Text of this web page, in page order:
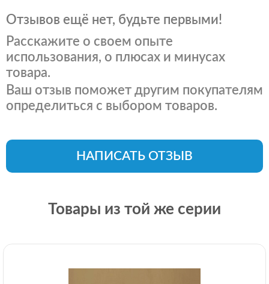
Отзывов ещё нет, будьте первыми!
Расскажите о своем опыте
использования, о плюсах и минусах
товара.
Ваш отзыв поможет другим покупателям
определиться с выбором товаров.
НАПИСАТЬ ОТЗЫВ
Товары из той же серии